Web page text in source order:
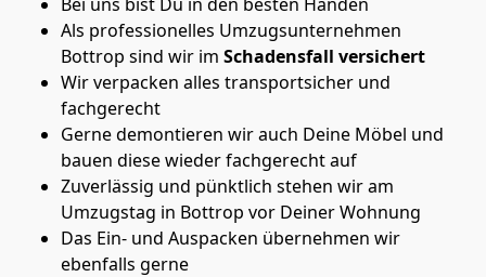
Als professionelles Umzugsunternehmen
Bottrop sind wir im Schadensfall versichert
Wir verpacken alles transportsicher und
fachgerecht
Gerne demontieren wir auch Deine Möbel und
bauen diese wieder fachgerecht auf
Zuverlässig und pünktlich stehen wir am
Umzugstag in Bottrop vor Deiner Wohnung
Das Ein- und Auspacken übernehmen wir
ebenfalls gerne